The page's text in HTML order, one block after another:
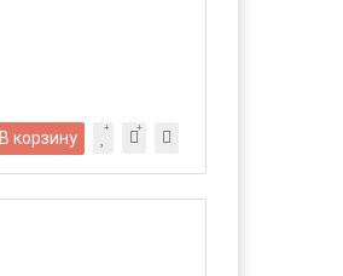
В корзину